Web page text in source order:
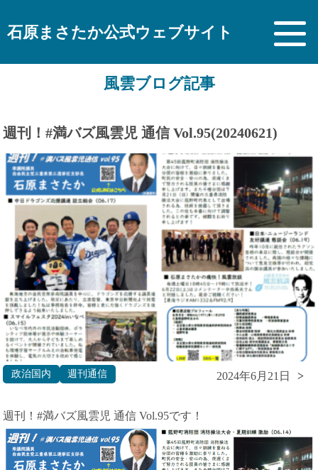
石原まさたか公式ウェブサイト
風雲ブログ記事
週刊！#満バズ風雲児 通信 Vol.95(20240621)
政治国内 週刊通信 2024年6月21日
週刊！#満バズ風雲児 通信 Vol.95です！